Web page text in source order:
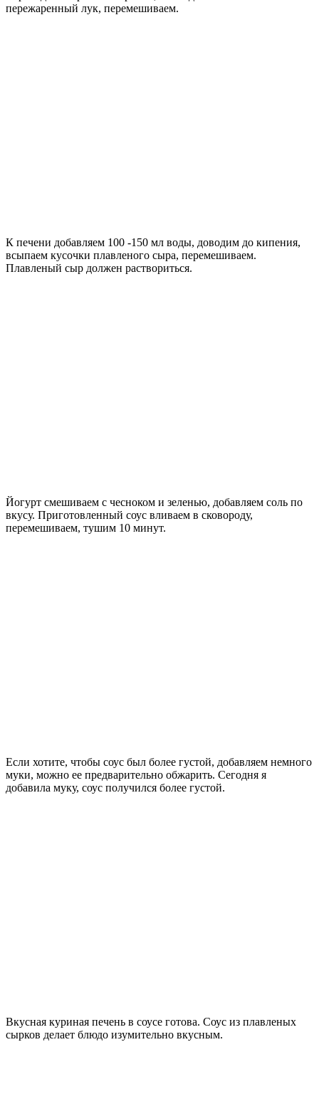
пережаренный лук, перемешиваем.
К печени добавляем 100 -150 мл воды, доводим до кипения,
всыпаем кусочки плавленого сыра, перемешиваем.
Плавленый сыр должен раствориться.
Йогурт смешиваем с чесноком и зеленью, добавляем соль по
вкусу. Приготовленный соус вливаем в сковороду,
перемешиваем, тушим 10 минут.
Если хотите, чтобы соус был более густой, добавляем немного
муки, можно ее предварительно обжарить. Сегодня я
добавила муку, соус получился более густой.
Вкусная куриная печень в соусе готова. Соус из плавленых
сырков делает блюдо изумительно вкусным.